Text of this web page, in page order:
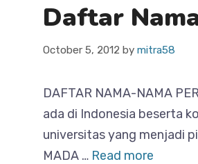
Daftar
October 5, 2012 by mitra58
DAFTAR NAMA-NAMA
ada di Indonesia beserta
universitas yang menjadi
MADA … Read more